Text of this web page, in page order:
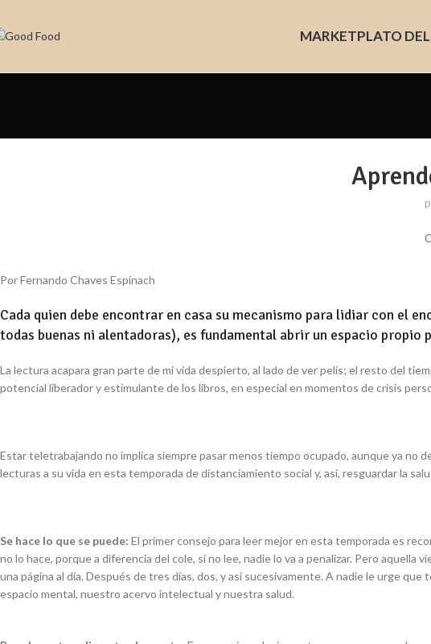
MARKETPLATO
Por Fernando Chaves Espinach
Cada quien debe encontrar en casa su mecanismo para lidiar con el
todas buenas ni alentadoras), es fundamental abrir un espacio
La lectura acapara gran parte de mi vida despierto, al lado de ver pelis; el resto del
potencial liberador y estimulante de los libros, en especial en momentos de crisis
Estar teletrabajando no implica siempre pasar menos tiempo ocupado, aunque ya no
lecturas a su vida en esta temporada de distanciamiento social y, así, resguardar la
Se hace lo que se puede: El primer consejo para leer mejor en esta temporada es
no lo hace, porque a diferencia del cole, si no lee, nadie lo va a penalizar. Pero
una página al día. Después de tres días, dos, y así sucesivamente. A nadie le urge
espacio mental, nuestro acervo intelectual y nuestra salud.